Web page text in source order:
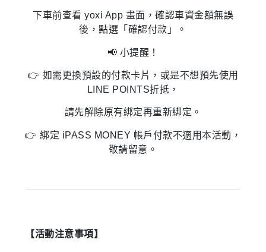
下車前查看 yoxi App 畫面，確認車資金額無誤
後，點選「確認付款」。
📢 小提醒！
👉 如需更換預設的付款卡片，或是不想預先使用
LINE POINTS折抵，
請先解除原有綁定再重新綁定。
👉 綁定 iPASS MONEY 帳戶付款不適用本活動，
敬請留意。
【活動注意事項】